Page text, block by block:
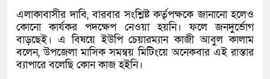
এলাকাবাসীর দাবি, বারবার সংশ্লিষ্ট কর্তৃপক্ষকে জানানো হলেও
কোনো কার্যকর পদক্ষেপ নেওয়া হয়নি। ফলে জনদুর্ভোগ
বাড়ছেই। এ বিষয়ে ইউপি চেয়ারম্যান কাজী আবুল কালাম
বলেন, উপজেলা মাসিক সমন্বয় মিটিংয়ে অনেকবার এই রাস্তার
ব্যাপারে বলেছি কোন কাজ হইনি।